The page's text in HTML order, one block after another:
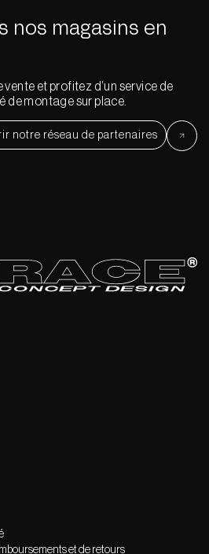
nos magasins en
et profitez d’un service de
de montage sur place.
notre réseau de partenaires
et de retours